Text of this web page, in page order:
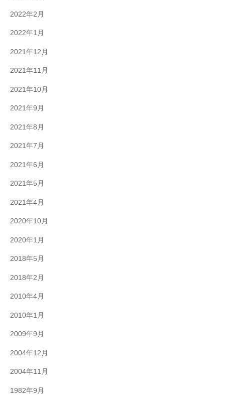
2022年2月
2022年1月
2021年12月
2021年11月
2021年10月
2021年9月
2021年8月
2021年7月
2021年6月
2021年5月
2021年4月
2020年10月
2020年1月
2018年5月
2018年2月
2010年4月
2010年1月
2009年9月
2004年12月
2004年11月
1982年9月